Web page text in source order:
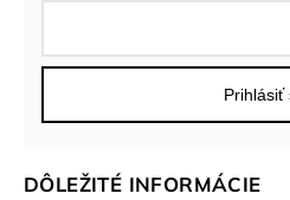
DÔLEŽITÉ INFORMÁCIE
Prihlásiť